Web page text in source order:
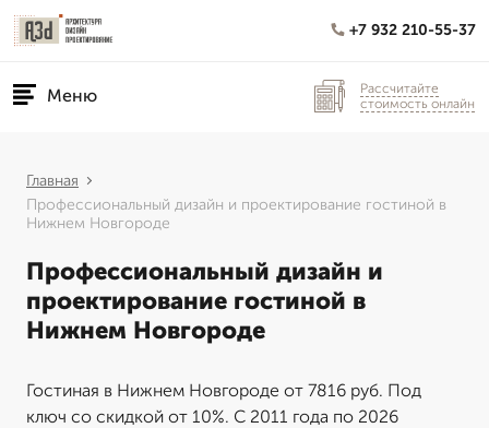
+7 932 210-55-37
Меню
Рассчитайте
стоимость онлайн
Главная
Профессиональный дизайн и проектирование гостиной в
Нижнем Новгороде
Профессиональный дизайн и
проектирование гостиной в
Нижнем Новгороде
Гостиная в Нижнем Новгороде от 7816 руб. Под
ключ со скидкой от 10%. С 2011 года по 2026